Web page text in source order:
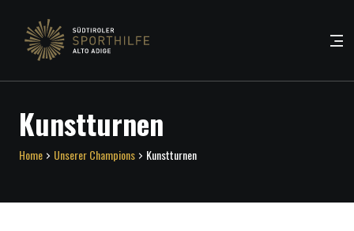
Kunstturnen
Home Unserer Champions Kunstturnen